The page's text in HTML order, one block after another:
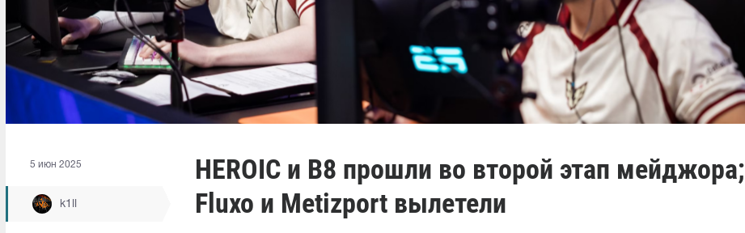
5 июн 2025
k1ll
HEROIC и B8 прошли во второй этап мейджора;
Fluxo и Metizport вылетели